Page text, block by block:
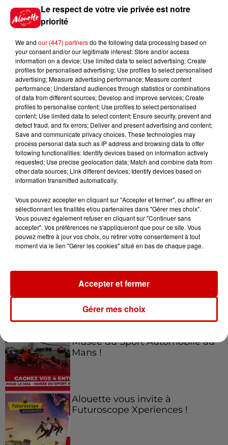
5 août 2026
par...
5 août 2026
"Attention au démarchage
abusif" : la préfecture de la
Gironde...
5 août 2026
À LA UNE : incendie à La
Rochelle, mégaferme de
saumons et succès...
Jeux Voir plus
Festival du Roi Arthur 2026 !
Musée du Sport Automobile au
Mans !
Alouette vous invite à
Futuroscope Xperiences !
Le respect de votre vie privée est notre
priorité
We and our (447) partnersdo the following data processing based on
your consent and/or our legitimate interest: Store and/or access
information on a device; Use limited data to select advertising; Create
profiles for personalised advertising; Use profiles to select personalised
advertising; Measure advertising performance; Measure content
performance; Understand audiences through statistics or combinations
of data from different sources; Develop and improve services; Create
profiles to personalise content; Use profiles to select personalised
content; Use limited data to select content; Ensure security, prevent and
detect fraud, and fix errors; Deliver and present advertising and content;
Save and communicate privacy choices. These technologies may
process personal data such as IP address and browsing data to offer
following functionalities: Identify devices based on information actively
requested; Use precise geolocation data; Match and combine data from
other data sources; Link different devices; Identify devices based on
information transmitted automatically.
Vous pouvez accepter en cliquant sur "Accepter et fermer", ou affiner en
sélectionnant les finalités et/ou partenaires dans "Gérer mes choix".
Vous pouvez également refuser en cliquant sur "Continuer sans
accepter". Vos préférences ne s'appliqueront que pour ce site. Vous
pouvez mettre à jour vos choix, ou retirer votre consentement à tout
moment via le lien "Gérer les cookies" situé en bas de chaque page.
Gérer mes choix
Accepter et fermer